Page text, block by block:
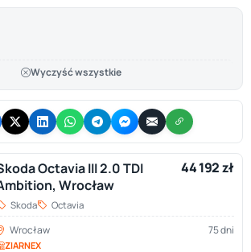
Wyczyść wszystkie
Octavia III 2.0 TDI
Wrocław
44 192 zł
Skoda Octavia
Wrocław 75 dni
ZIARNEX